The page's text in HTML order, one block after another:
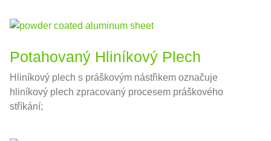
Potahovaný Hliníkový Plech
Hliníkový plech s práškovým nástřikem označuje
hliníkový plech zpracovaný procesem práškového
stříkání;